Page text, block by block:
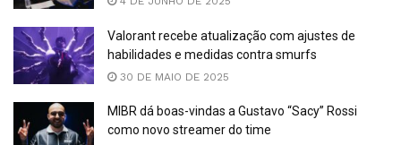
Valorant recebe atualização com ajustes de
habilidades e medidas contra smurfs
30 DE MAIO DE 2025
MIBR dá boas-vindas a Gustavo “Sacy” Rossi
como novo streamer do time